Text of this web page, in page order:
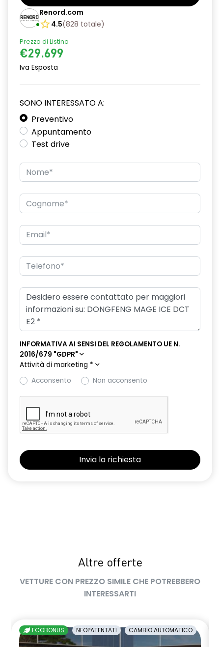
Renord.com
4.5(828 totale)
Prezzo di Listino
€29.699
Iva Esposta
SONO INTERESSATO A:
Preventivo
Appuntamento
Test drive
INFORMATIVA AI SENSI DEL REGOLAMENTO UE N.
2016/679 "GDPR"
Attività di marketing *
Acconsento
Non acconsento
Altre offerte
VETTURE CON PREZZO SIMILE CHE POTREBBERO
INTERESSARTI
ECOBONUS NEOPATENTATI CAMBIO AUTOMATICO